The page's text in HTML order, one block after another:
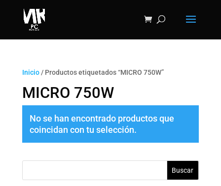
Inicio/ Productos etiquetados “MICRO 750W”
MICRO 750W
No se han encontrado productos que
coincidan con tu selección.
Buscar